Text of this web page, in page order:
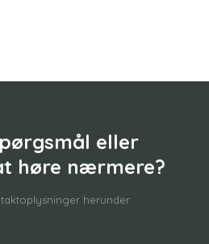
eller
høre nærmere?
herunder.